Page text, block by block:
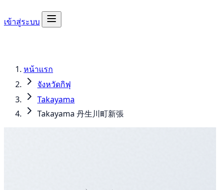
เข้าสู่ระบบ
หน้าแรก
จังหวัดกิฟุ
Takayama
Takayama 丹生川町新張